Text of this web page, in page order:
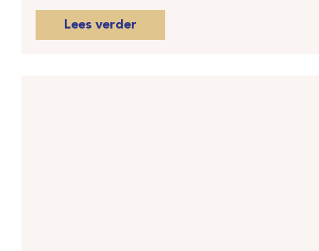
Lees verder